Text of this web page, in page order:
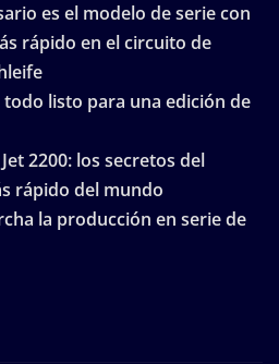
es el modelo de serie con
rápido en el circuito de
todo listo para una edición de
2200: los secretos del
rápido del mundo
la producción en serie de